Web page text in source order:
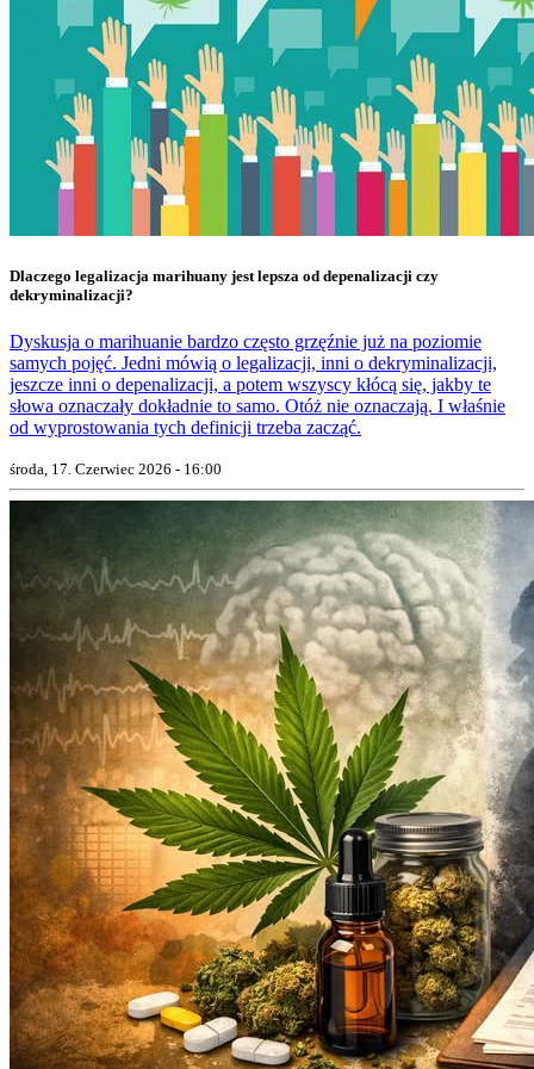
Dlaczego legalizacja marihuany jest lepsza od depenalizacji czy
dekryminalizacji?
Dyskusja o marihuanie bardzo często grzęźnie już na poziomie
samych pojęć. Jedni mówią o legalizacji, inni o dekryminalizacji,
jeszcze inni o depenalizacji, a potem wszyscy kłócą się, jakby te
słowa oznaczały dokładnie to samo. Otóż nie oznaczają. I właśnie
od wyprostowania tych definicji trzeba zacząć.
środa, 17. Czerwiec 2026 - 16:00